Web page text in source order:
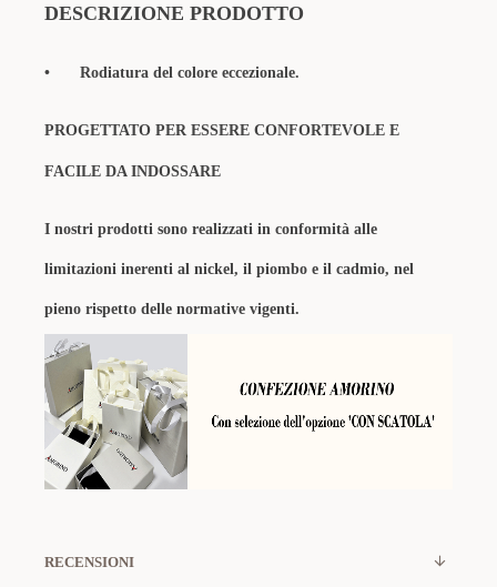
DESCRIZIONE PRODOTTO
• Rodiatura del colore eccezionale.
PROGETTATO PER ESSERE CONFORTEVOLE E
FACILE DA INDOSSARE
I nostri prodotti sono realizzati in conformità alle
limitazioni inerenti al nickel, il piombo e il cadmio, nel
pieno rispetto delle normative vigenti.
RECENSIONI